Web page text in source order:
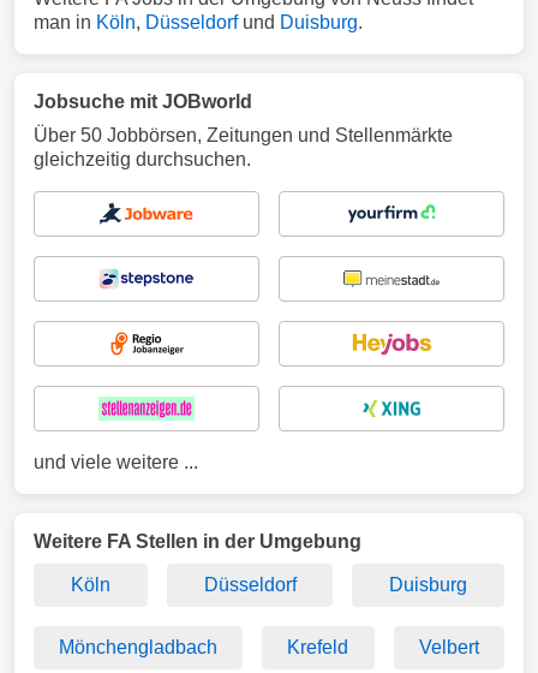
man in Köln, Düsseldorfund Duisburg.
Jobsuche mit JOBworld
Über 50 Jobbörsen, Zeitungen und Stellenmärkte
gleichzeitig durchsuchen.
und viele weitere ...
Weitere FA Stellen in der Umgebung
Köln Düsseldorf Duisburg
Mönchengladbach Krefeld Velbert